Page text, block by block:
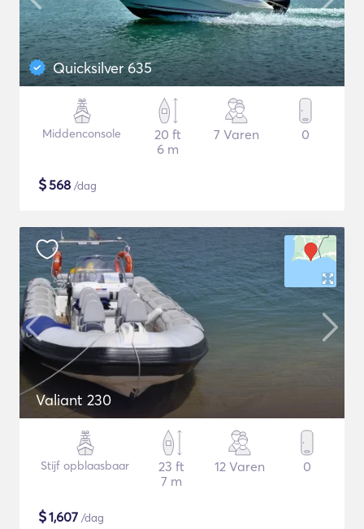
Quicksilver 635
Middenconsole
20 ft
6 m
7 Varen 0
$568 /dag
Valiant 230
Stijf opblaasbaar
23 ft
7 m
12 Varen 0
$1,607 /dag